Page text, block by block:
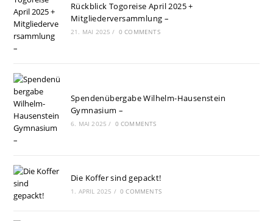
Rückblick Togoreise April 2025 +
Mitgliederversammlung –
21. MAI 2025 / 0 COMMENTS
Spendenübergabe Wilhelm-Hausenstein
Gymnasium –
6. MAI 2025 / 0 COMMENTS
Die Koffer sind gepackt!
1. APRIL 2025 / 0 COMMENTS